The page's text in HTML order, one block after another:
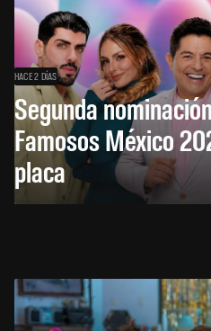
HACE 2 DÍAS
Segunda
Famosos México
placa